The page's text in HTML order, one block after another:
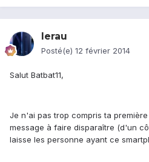
lerau
Posté(e) 12 février 2014
Salut Batbat11,
Je n'ai pas trop compris ta
message à faire disparaître (d'un
laisse les personne ayant ce